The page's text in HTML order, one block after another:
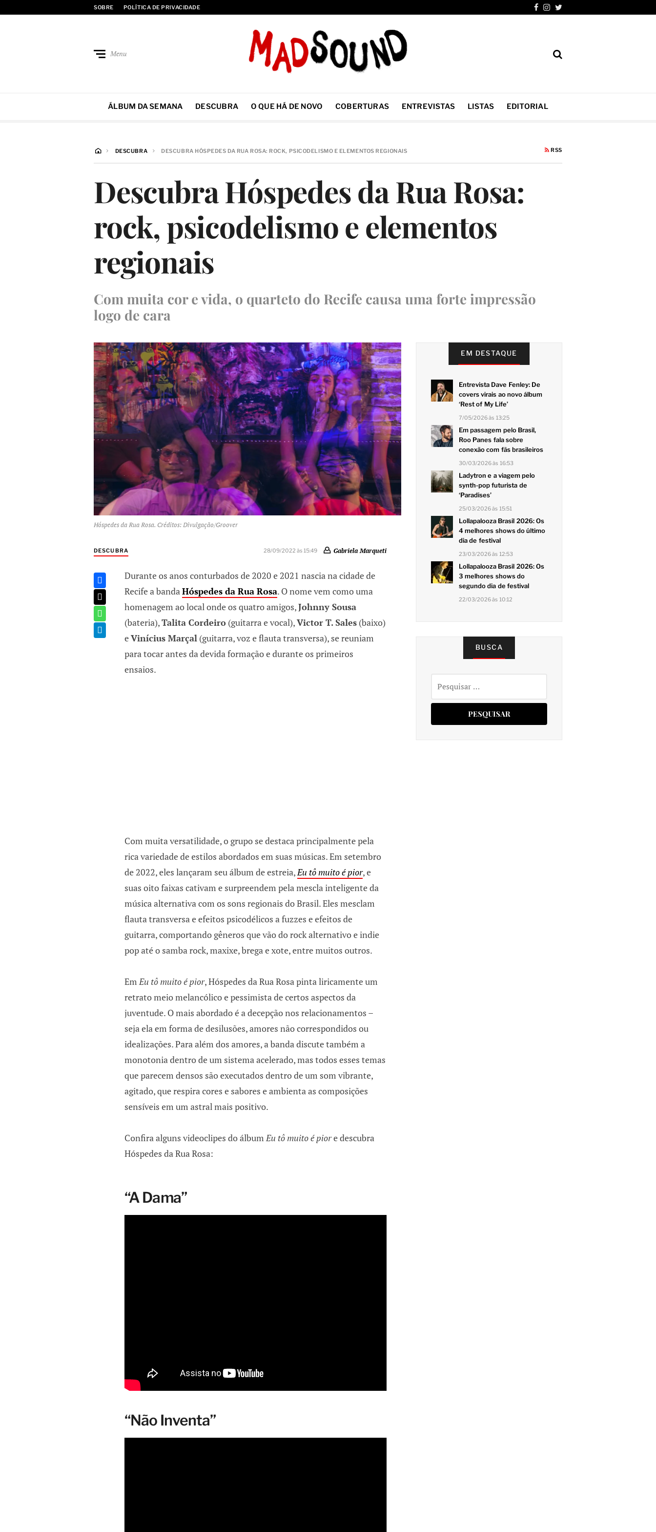
SOBRE POLÍTICA DE PRIVACIDADE
Menu
ÁLBUM DA SEMANA DESCUBRA O QUE HÁ DE NOVO COBERTURAS ENTREVISTAS LISTAS EDITORIAL
DESCUBRA DESCUBRA HÓSPEDES DA RUA ROSA: ROCK, PSICODELISMO E ELEMENTOS REGIONAIS RSS
Descubra Hóspedes da Rua Rosa:
rock, psicodelismo e elementos
regionais
Com muita cor e vida, o quarteto do Recife causa uma forte impressão
logo de cara
Hóspedes da Rua Rosa. Créditos: Divulgação/Groover
DESCUBRA 28/09/2022 às 15:49 Gabriela Marqueti
Durante os anos conturbados de 2020 e 2021 nascia na cidade de
Recife a banda Hóspedes da Rua Rosa. O nome vem como uma
homenagem ao local onde os quatro amigos,Johnny Sousa
(bateria),Talita Cordeiro (guitarra e vocal),Victor T. Sales (baixo)
eVinícius Marçal (guitarra, voz e flauta transversa), se reuniam
para tocar antes da devida formação e durante os primeiros
ensaios.
Com muita versatilidade, o grupo se destaca principalmente pela
rica variedade de estilos abordados em suas músicas. Em setembro
de 2022, eles lançaram seu álbum de estreia, Eu tô muito é pior, e
suas oito faixas cativam e surpreendem pela mescla inteligente da
música alternativa com os sons regionais do Brasil. Eles mesclam
flauta transversa e efeitos psicodélicos a fuzzes e efeitos de
guitarra, comportando gêneros que vão do rock alternativo e indie
pop até o samba rock, maxixe, brega e xote, entre muitos outros.
Em Eu tô muito é pior, Hóspedes da Rua Rosa pinta liricamente um
retrato meio melancólico e pessimista de certos aspectos da
juventude. O mais abordado é a decepção nos relacionamentos –
seja ela em forma de desilusões, amores não correspondidos ou
idealizações. Para além dos amores, a banda discute também a
monotonia dentro de um sistema acelerado, mas todos esses temas
que parecem densos são executados dentro de um som vibrante,
agitado, que respira cores e sabores e ambienta as composições
sensíveis em um astral mais positivo.
Confira alguns videoclipes do álbum Eu tô muito é piore descubra
Hóspedes da Rua Rosa:
“A Dama”
“Não Inventa”
EM DESTAQUE
Entrevista Dave Fenley: De
covers virais ao novo álbum
‘Rest of My Life’
7/05/2026 às 13:25
Em passagem pelo Brasil,
Roo Panes fala sobre
conexão com fãs brasileiros
30/03/2026 às 16:53
Ladytron e a viagem pelo
synth-pop futurista de
‘Paradises’
25/03/2026 às 15:51
Lollapalooza Brasil 2026: Os
4 melhores shows do último
dia de festival
23/03/2026 às 12:53
Lollapalooza Brasil 2026: Os
3 melhores shows do
segundo dia de festival
22/03/2026 às 10:12
BUSCA
por: